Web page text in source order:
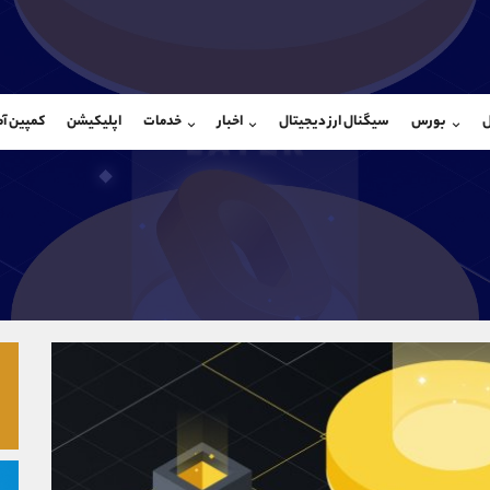
بورس سیگنال ارز دیجیتال اخبار خدمات اپلیکیشن کمپین
@Armteam_admin_por